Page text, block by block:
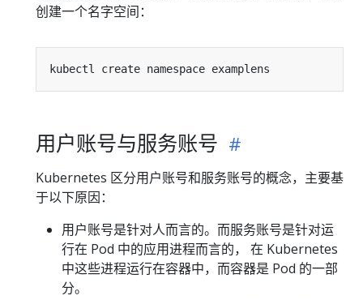
创建一个名字空间：
用户账号与服务账号
Kubernetes 区分用户账号和服务账号的概念，主要基
于以下原因：
用户账号是针对人而言的。而服务账号是针对运
行在 Pod 中的应用进程而言的， 在 Kubernetes
中这些进程运行在容器中，而容器是 Pod 的一部
分。